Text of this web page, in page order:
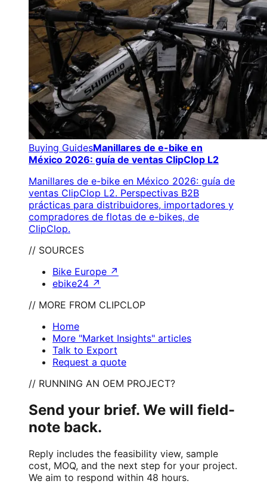
Buying GuidesManillares de e-bike en
México 2026: guía de ventas ClipClop L2
Manillares de e-bike en México 2026: guía de
ventas ClipClop L2. Perspectivas B2B
prácticas para distribuidores, importadores y
compradores de flotas de e-bikes, de
ClipClop.
// SOURCES
Bike Europe ↗
ebike24 ↗
// MORE FROM CLIPCLOP
Home
More "Market Insights" articles
Talk to Export
Request a quote
// RUNNING AN OEM PROJECT?
Send your brief. We will field-
note back.
Reply includes the feasibility view, sample
cost, MOQ, and the next step for your project.
We aim to respond within 48 hours.